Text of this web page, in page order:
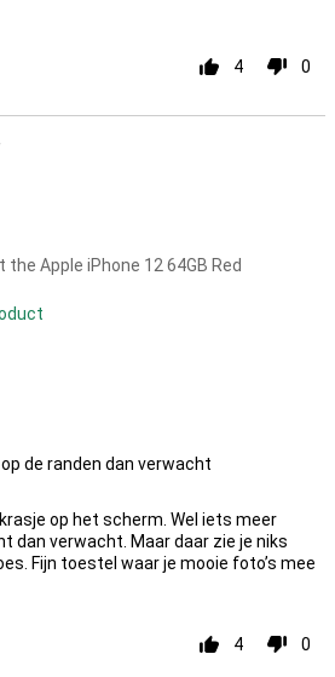
4 0
Apple iPhone 12 64GB Red
de randen dan verwacht
op het scherm. Wel iets meer
dan verwacht. Maar daar zie je niks
Fijn toestel waar je mooie foto’s mee
4 0